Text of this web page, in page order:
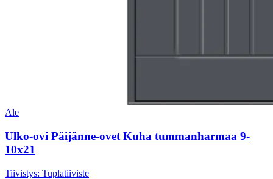
Ale
Ulko-ovi Päijänne-ovet Kuha tummanharmaa 9-
10x21
Tiivistys: Tuplatiiviste